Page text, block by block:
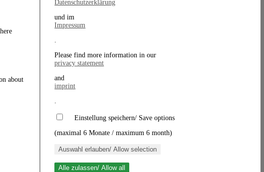
about
Datenschutzerklärung
und im
Impressum
.
Please find more information in our
privacy statement
and
imprint
.
Einstellung speichern/ Save options
(maximal 6 Monate / maximum 6 month)
Auswahl erlauben/ Allow selection
Alle zulassen/ Allow all